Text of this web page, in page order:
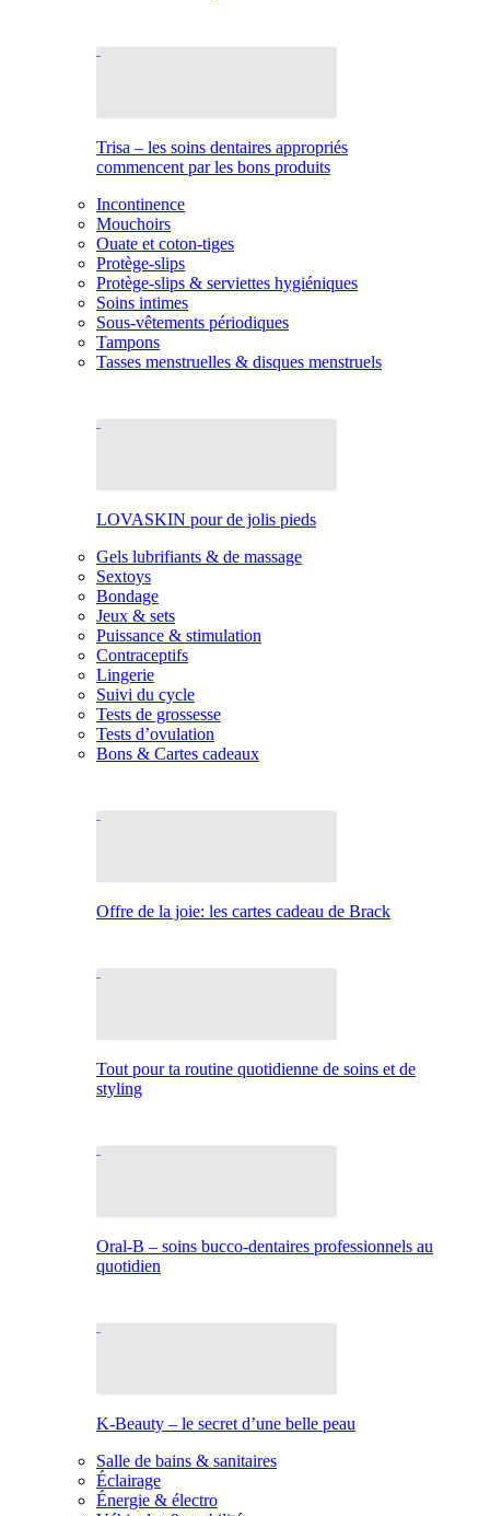
Trisa – les soins dentaires appropriés
commencent par les bons produits
Incontinence
Mouchoirs
Ouate et coton-tiges
Protège-slips
Protège-slips & serviettes hygiéniques
Soins intimes
Sous-vêtements périodiques
Tampons
Tasses menstruelles & disques menstruels
LOVASKIN pour de jolis pieds
Gels lubrifiants & de massage
Sextoys
Bondage
Jeux & sets
Puissance & stimulation
Contraceptifs
Lingerie
Suivi du cycle
Tests de grossesse
Tests d’ovulation
Bons & Cartes cadeaux
Offre de la joie: les cartes cadeau de Brack
Tout pour ta routine quotidienne de soins et de
styling
Oral-B – soins bucco-dentaires professionnels au
quotidien
K-Beauty – le secret d’une belle peau
Salle de bains & sanitaires
Éclairage
Énergie & électro